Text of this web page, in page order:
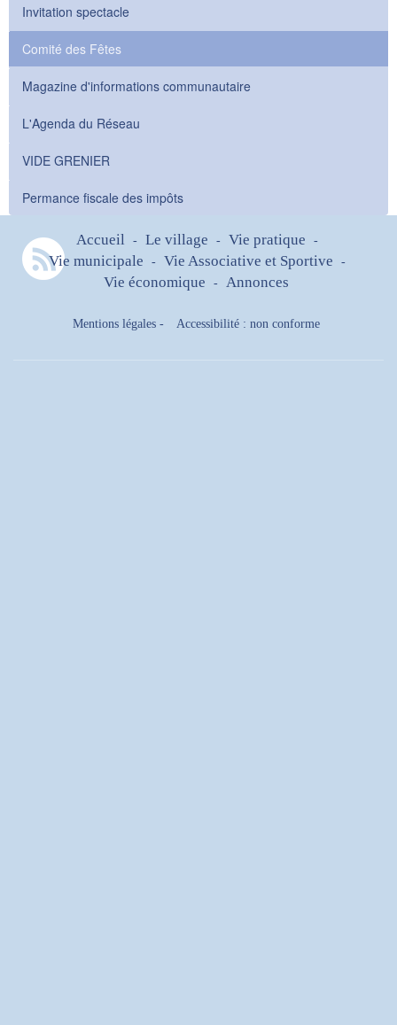
Invitation spectacle
Comité des Fêtes
Magazine d'informations communautaire
L'Agenda du Réseau
VIDE GRENIER
Permance fiscale des impôts
Accueil - Le village - Vie pratique -
Vie municipale - Vie Associative et Sportive -
Vie économique - Annonces
Mentions légales - Accessibilité : non conforme